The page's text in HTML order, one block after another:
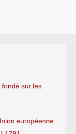
sur les
européenne